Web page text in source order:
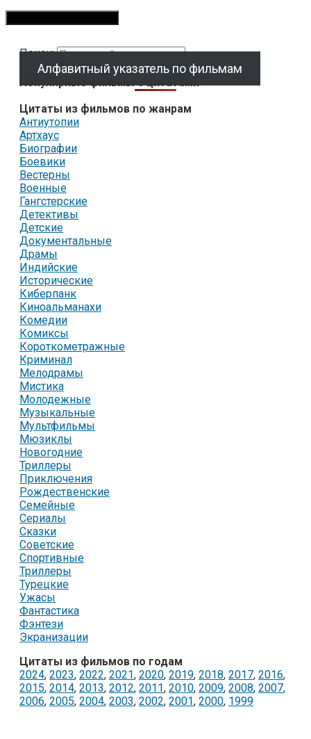
Поиск:
Алфавитный указатель по фильмам
Популярные фильмы с цитатами
Цитаты из фильмов по жанрам
Антиутопии
Артхаус
Биографии
Боевики
Вестерны
Военные
Гангстерские
Детективы
Детские
Документальные
Драмы
Индийские
Исторические
Киберпанк
Киноальманахи
Комедии
Комиксы
Короткометражные
Криминал
Мелодрамы
Мистика
Молодежные
Музыкальные
Мультфильмы
Мюзиклы
Новогодние
Триллеры
Приключения
Рождественские
Семейные
Сериалы
Сказки
Советские
Спортивные
Триллеры
Турецкие
Ужасы
Фантастика
Фэнтези
Экранизации
Цитаты из фильмов по годам
2024, 2023, 2022, 2021, 2020, 2019, 2018, 2017, 2016,
2015, 2014, 2013, 2012, 2011, 2010, 2009, 2008, 2007,
2006, 2005, 2004, 2003, 2002, 2001, 2000, 1999